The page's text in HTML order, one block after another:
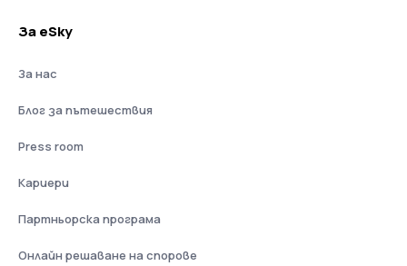
За eSky
За нас
Блог за пътешествия
Press room
Кариери
Партньорска програма
Онлайн решаване на спорове